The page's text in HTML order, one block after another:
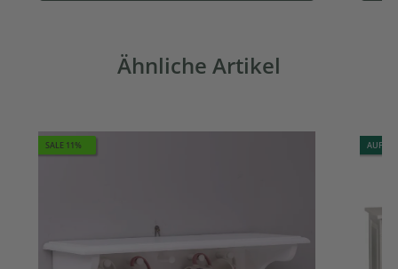
Ähnliche Artikel
SALE 11% AUF